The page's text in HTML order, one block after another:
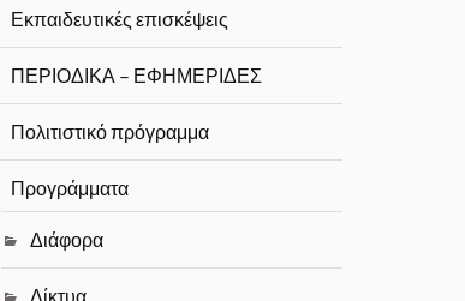
Εκπαιδευτικές επισκέψεις
ΠΕΡΙΟΔΙΚΑ – ΕΦΗΜΕΡΙΔΕΣ
Πολιτιστικό πρόγραμμα
Προγράμματα
Διάφορα
Δίκτυα